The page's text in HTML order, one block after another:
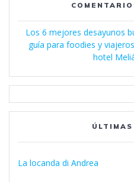
Los 6 mejores desayunos
guía para foodies y
hotel
La locanda di Andrea